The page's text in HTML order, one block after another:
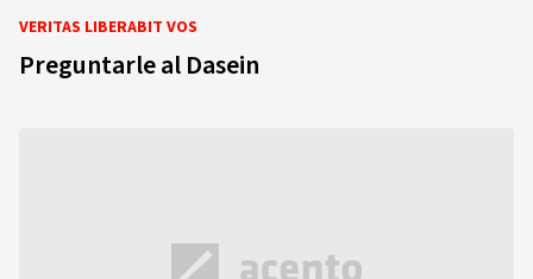
VERITAS LIBERABIT VOS
Preguntarle al Dasein